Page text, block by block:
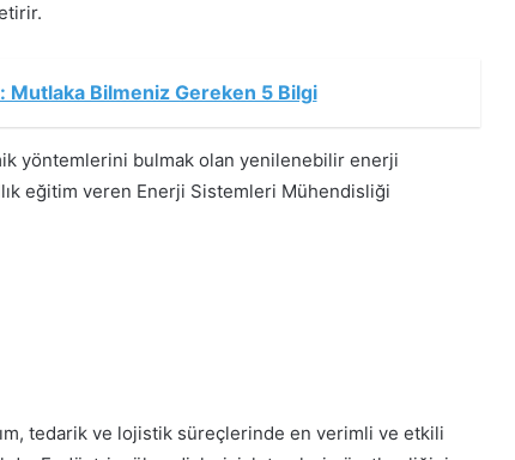
Mutlaka Bilmeniz Gereken 5 Bilgi
yöntemlerini bulmak olan yenilenebilir enerji
eğitim veren Enerji Sistemleri Mühendisliği
tedarik ve lojistik süreçlerinde en verimli ve etkili